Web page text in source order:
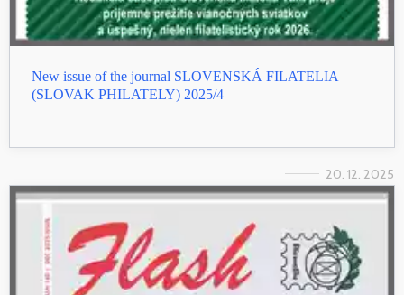
New issue of the journal SLOVENSKÁ FILATELIA
(SLOVAK PHILATELY) 2025/4
20. 12. 2025